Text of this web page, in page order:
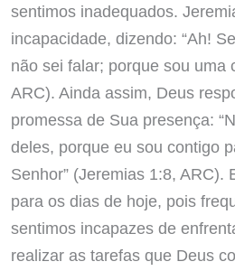
sentimos inadequados.
incapacidade, dizendo: “Ah!
não sei falar; porque sou uma
ARC). Ainda assim, Deus
promessa de Sua presença:
deles, porque eu sou contigo
Senhor” (Jeremias 1:8, ARC).
para os dias de hoje, pois
sentimos incapazes de
realizar as tarefas que Deus